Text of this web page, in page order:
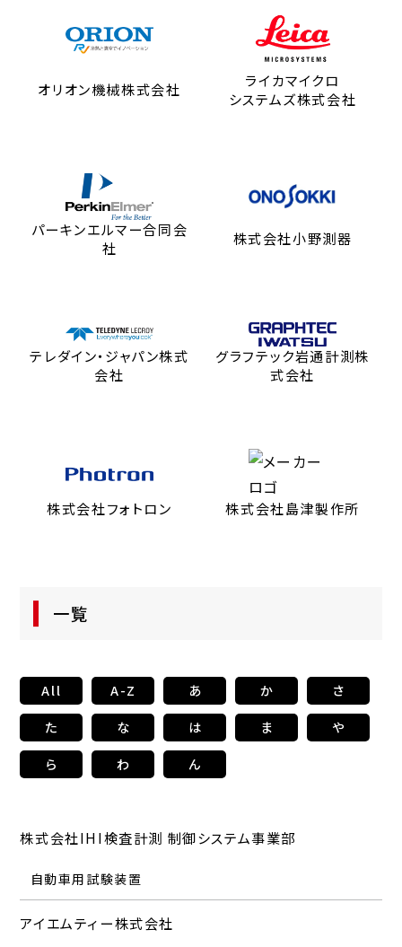
オリオン機械株式会社
ライカマイクロ
システムズ株式会社
パーキンエルマー合同会
社
株式会社小野測器
テレダイン・ジャパン株式
会社
グラフテック岩通計測株
式会社
株式会社フォトロン 株式会社島津製作所
一覧
All A-Z あ か さ
た な は ま や
ら わ ん
株式会社IHI検査計測 制御システム事業部
自動車用試験装置
アイエムティー株式会社
株式会社IHI検査計測 制御システム事業部
自動車用試験装置
IMV株式会社
アイエムティー株式会社
切断機・研磨機
アイコーエンジニアリング株式会社
カトウ光研株式会社
微粒子可視化システム
一般財団法人化学物質評価研究機構
株式会社サカエ
ワゴン キャビネット
株式会社サカキコーポレーション
株式会社チノー
温湿度センサ 温度記録計
千穂田精衡株式会社
長野計器株式会社
圧力計 温度計
ナガノサイエンス株式会社
株式会社ハイロックス
デジタルマイクロスコープ
株式会社橋本製作所
株式会社マイクロアドバンス
光学顕微鏡 デジタルマイクロスコープ
株式会社マイクロサポート
ヤマト科学株式会社
オシロスコープ
恒温恒湿器
ヒートショック試験機
耐候性試験機
材料試験機
硬さ試験機
ライカマイクロシステムズ株式会社
光学顕微鏡
デジタルマイクロスコープ
ミクロトーム・イオンミリング
株式会社渡商会
分析・試験用ガス供給装置